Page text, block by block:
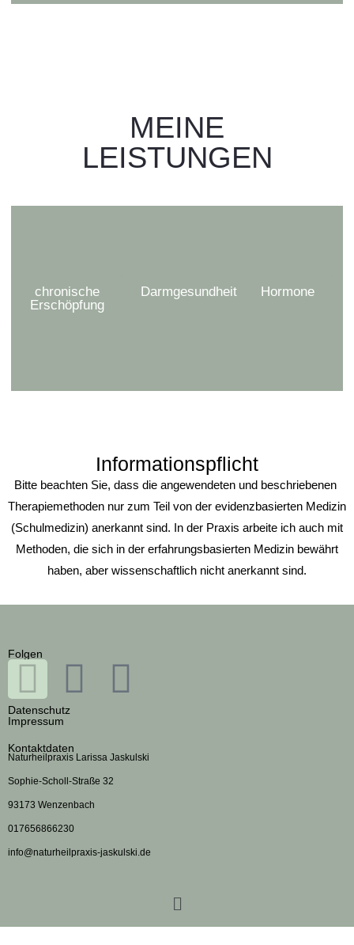
MEINE
LEISTUNGEN
chronische
Erschöpfung
Darmgesundheit Hormone
Informationspflicht
Bitte beachten Sie, dass die angewendeten und beschriebenen
Therapiemethoden nur zum Teil von der evidenzbasierten Medizin
(Schulmedizin) anerkannt sind. In der Praxis arbeite ich auch mit
Methoden, die sich in der erfahrungsbasierten Medizin bewährt
haben, aber wissenschaftlich nicht anerkannt sind.
Kontaktdaten
Naturheilpraxis Larissa Jaskulski
Sophie-Scholl-Straße 32
93173 Wenzenbach
017656866230
info@naturheilpraxis-jaskulski.de
Folgen
Datenschutz
Impressum